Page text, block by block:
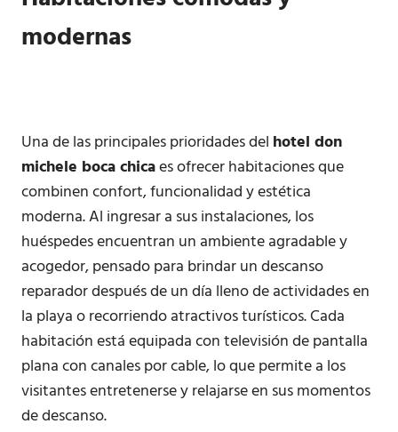
modernas
Una de las principales prioridades del hotel don
michele boca chicaes ofrecer habitaciones que
combinen confort, funcionalidad y estética
moderna. Al ingresar a sus instalaciones, los
huéspedes encuentran un ambiente agradable y
acogedor, pensado para brindar un descanso
reparador después de un día lleno de actividades en
la playa o recorriendo atractivos turísticos. Cada
habitación está equipada con televisión de pantalla
plana con canales por cable, lo que permite a los
visitantes entretenerse y relajarse en sus momentos
de descanso.